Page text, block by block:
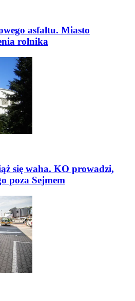
asfaltu. Miasto
rolnika
się waha. KO prowadzi,
poza Sejmem